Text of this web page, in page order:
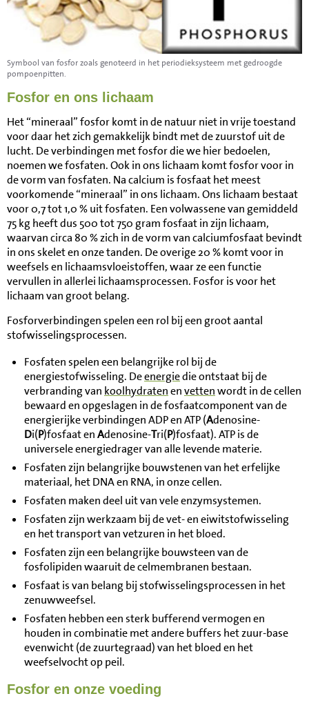
Symbool van fosfor zoals genoteerd in het periodieksysteem met gedroogde
pompoenpitten.
Fosfor en ons lichaam
Het “mineraal” fosfor komt in de natuur niet in vrije toestand
voor daar het zich gemakkelijk bindt met de zuurstof uit de
lucht. De verbindingen met fosfor die we hier bedoelen,
noemen we fosfaten. Ook in ons lichaam komt fosfor voor in
de vorm van fosfaten. Na calcium is fosfaat het meest
voorkomende “mineraal” in ons lichaam. Ons lichaam bestaat
voor 0,7 tot 1,0 % uit fosfaten. Een volwassene van gemiddeld
75 kg heeft dus 500 tot 750 gram fosfaat in zijn lichaam,
waarvan circa 80 % zich in de vorm van calciumfosfaat bevindt
in ons skelet en onze tanden. De overige 20 % komt voor in
weefsels en lichaamsvloeistoffen, waar ze een functie
vervullen in allerlei lichaamsprocessen. Fosfor is voor het
lichaam van groot belang.
Fosforverbindingen spelen een rol bij een groot aantal
stofwisselingsprocessen.
Fosfaten spelen een belangrijke rol bij de
energiestofwisseling. Deenergiedie ontstaat bij de
verbranding van koolhydratenenvettenwordt in de cellen
bewaard en opgeslagen in de fosfaatcomponent van de
energierijke verbindingen ADP en ATP (Adenosine-
Di(P)fosfaat enAdenosine-Tri(P)fosfaat). ATP is de
universele energiedrager van alle levende materie.
Fosfaten zijn belangrijke bouwstenen van het erfelijke
materiaal, het DNA en RNA, in onze cellen.
Fosfaten maken deel uit van vele enzymsystemen.
Fosfaten zijn werkzaam bij de vet- en eiwitstofwisseling
en het transport van vetzuren in het bloed.
Fosfaten zijn een belangrijke bouwsteen van de
fosfolipiden waaruit de celmembranen bestaan.
Fosfaat is van belang bij stofwisselingsprocessen in het
zenuwweefsel.
Fosfaten hebben een sterk bufferend vermogen en
houden in combinatie met andere buffers het zuur-base
evenwicht (de zuurtegraad) van het bloed en het
weefselvocht op peil.
Fosfor en onze voeding